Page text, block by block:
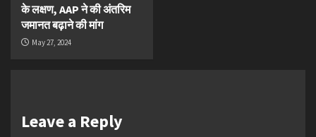
के लक्षण, AAP ने की अंतरिम
जमानत बढ़ाने की मांग
May 27, 2024
Leave a Reply